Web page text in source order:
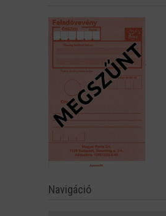
Navigáció